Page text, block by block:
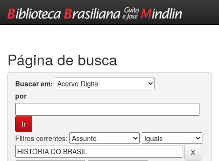
Página de busca
Buscar em:
por
Filtros correntes: